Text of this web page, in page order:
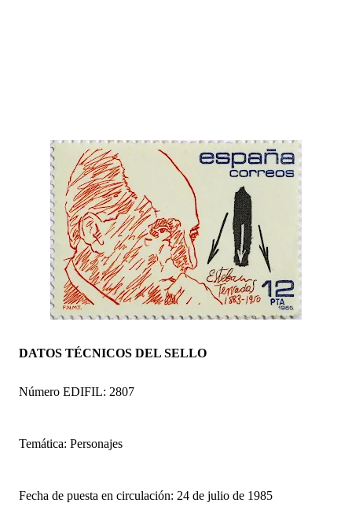
DATOS TÉCNICOS DEL SELLO
Número EDIFIL: 2807
Temática: Personajes
Fecha de puesta en circulación: 24 de julio de 1985